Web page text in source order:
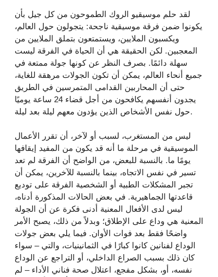
لقد حلم موسيقيو الروك الطموحون من كل جيل بأن
يكونوا ضمن فرقة موسيقية ناجحة: يتجولون حول العالم،
ويكسبون الملايين، ويستمتعون بتملق الملايين من
المعجبين. لكن الحقيقة هي أن الحياة في الفرقة ليست
سهلة دائمًا. بصرف النظر عن كونها جولة ممتعة في
جميع أنحاء العالم، يمكن أن تكون الجولات مرهقة للغاية،
حتى أن المحاربين القدامى المتمرسين في الطريق
يجدون أنفسهم يكافحون من أجل قضاء 24 ساعة يوميًا
حول نفس الأشخاص الذين يؤدون معهم ليلة بعد ليلة.
ليس من المستغرب، لسبب أو لآخر، أن تقرر الأعمال
الموسيقية في مرحلة ما أنه قد يكون من المفيد إيقافها
يومًا ما. بالنسبة للبعض، من الواضح أن الفرقة لم تعد
تسير في نفس الاتجاه، بينما بالنسبة للآخرين، يمكن أن
تجبر المشكلات الطبية أو الشخصية الفرقة على توديع
قاعدتها الجماهيرية. في بعض الحالات المذكورة أدناه،
ليس لدى الأفعال المعنية أدنى فكرة عن أن الجولة
المعنية هي وداع على الإطلاق؛ وبدلاً من ذلك، يصبح الأمر
واضحًا فقط بعد فوات الأوان. فيما يلي بعض جولات
الوداع لفنانين كانوا كبارًا في الثمانينيات، والتي – سواء
كان ذلك بسبب الصراع الداخلي، أو التراجع عن الوداع
نفسه، أو، بشكل مفجع، اعتلال صحة فناني الأداء – لم